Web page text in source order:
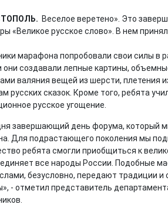
Веселое веретено». Это
«Великое русское слово». В нем
марафона попробовали свои силы в
они создавали лепные картины,
валяния вещей из шерсти, плетения
русских сказок. Кроме того, ребята
русское угощение.
завершающий день форума, который
Для подрастающего поколения мы
ребята смогли приобщиться к
все народы России. Подобные
безусловно, передают традиции и
- отметил представитель